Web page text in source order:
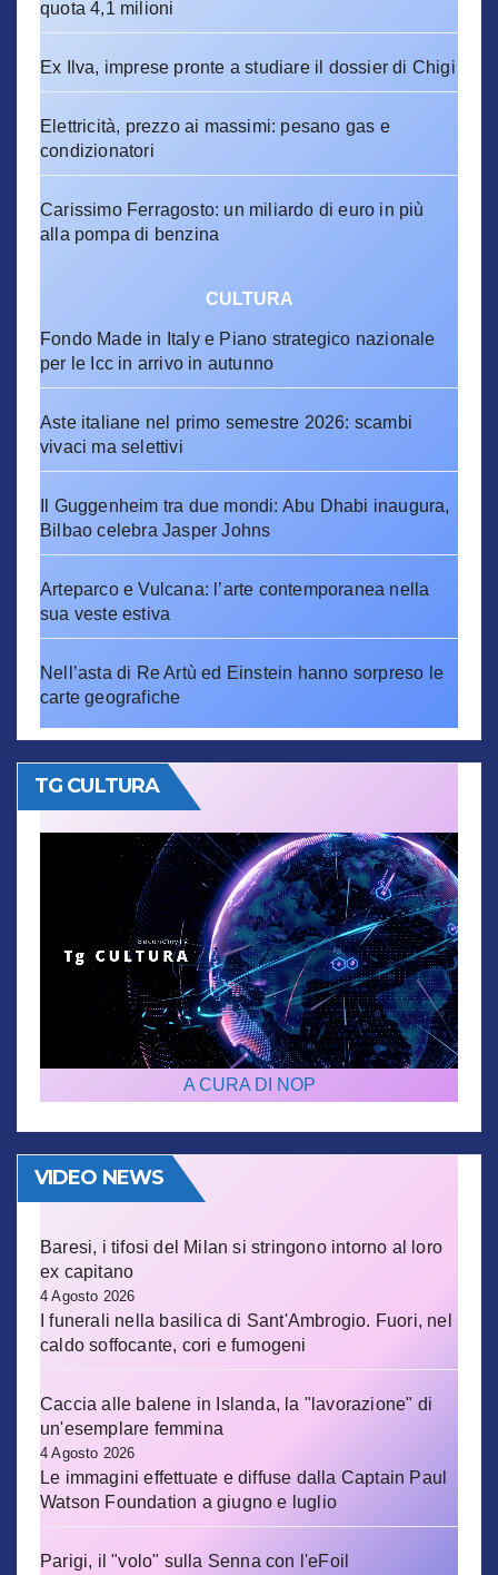
quota 4,1 milioni
Ex Ilva, imprese pronte a studiare il dossier di Chigi
Elettricità, prezzo ai massimi: pesano gas e
condizionatori
Carissimo Ferragosto: un miliardo di euro in più
alla pompa di benzina
CULTURA
Fondo Made in Italy e Piano strategico nazionale
per le Icc in arrivo in autunno
Aste italiane nel primo semestre 2026: scambi
vivaci ma selettivi
Il Guggenheim tra due mondi: Abu Dhabi inaugura,
Bilbao celebra Jasper Johns
Arteparco e Vulcana: l’arte contemporanea nella
sua veste estiva
Nell’asta di Re Artù ed Einstein hanno sorpreso le
carte geografiche
TG CULTURA
A CURA DI NOP
VIDEO NEWS
Baresi, i tifosi del Milan si stringono intorno al loro
ex capitano
4 Agosto 2026
I funerali nella basilica di Sant'Ambrogio. Fuori, nel
caldo soffocante, cori e fumogeni
Caccia alle balene in Islanda, la "lavorazione" di
un'esemplare femmina
4 Agosto 2026
Le immagini effettuate e diffuse dalla Captain Paul
Watson Foundation a giugno e luglio
Parigi, il "volo" sulla Senna con l'eFoil